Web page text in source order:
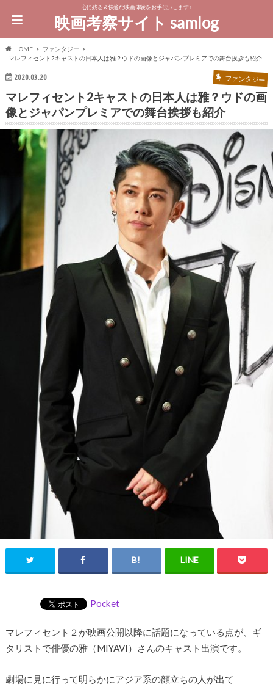
心に残る＆快適な映画体験をお手伝いします♪
映画考察サイト samlog
HOME
ファンタジー
マレフィセント2キャストの日本人は雅？ウドの画像とジャパンプレミアでの舞台挨拶も紹介
2020.03.20 ファンタジー
マレフィセント2キャストの日本人は雅？ウドの画
像とジャパンプレミアでの舞台挨拶も紹介
Pocket
マレフィセント２が映画公開以降に話題になっている点が、ギ
タリストで俳優の雅（MIYAVI）さんのキャスト出演です。
劇場に見に行って明らかにアジア系の顔立ちの人が出て